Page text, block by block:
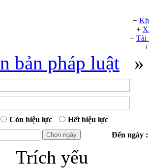
+
+
+ Tài
+
bản pháp luật »
Còn hiệu lực
Hết hiệu lực
Đến ngày :
Trích yếu